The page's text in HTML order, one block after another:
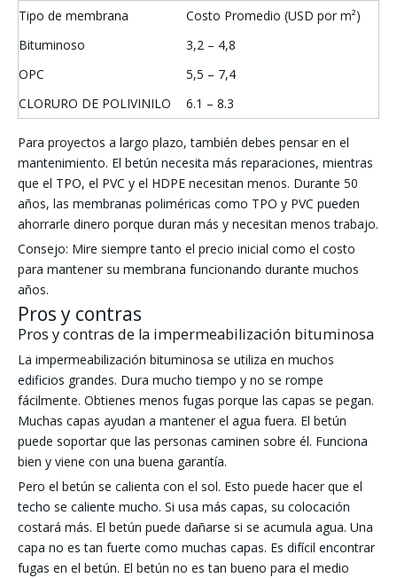
Tipo de membrana
Costo Promedio (USD por m²)
Bituminoso
3,2 – 4,8
OPC
5,5 – 7,4
CLORURO DE POLIVINILO
6.1 – 8.3
Para proyectos a largo plazo, también debes pensar en el
mantenimiento. El betún necesita más reparaciones, mientras
que el TPO, el PVC y el HDPE necesitan menos. Durante 50
años, las membranas poliméricas como TPO y PVC pueden
ahorrarle dinero porque duran más y necesitan menos trabajo.
Consejo: Mire siempre tanto el precio inicial como el costo
para mantener su membrana funcionando durante muchos
años.
Pros y contras
Pros y contras de la impermeabilización bituminosa
La impermeabilización bituminosa se utiliza en muchos
edificios grandes. Dura mucho tiempo y no se rompe
fácilmente. Obtienes menos fugas porque las capas se pegan.
Muchas capas ayudan a mantener el agua fuera. El betún
puede soportar que las personas caminen sobre él. Funciona
bien y viene con una buena garantía.
Pero el betún se calienta con el sol. Esto puede hacer que el
techo se caliente mucho. Si usa más capas, su colocación
costará más. El betún puede dañarse si se acumula agua. Una
capa no es tan fuerte como muchas capas. Es difícil encontrar
fugas en el betún. El betún no es tan bueno para el medio